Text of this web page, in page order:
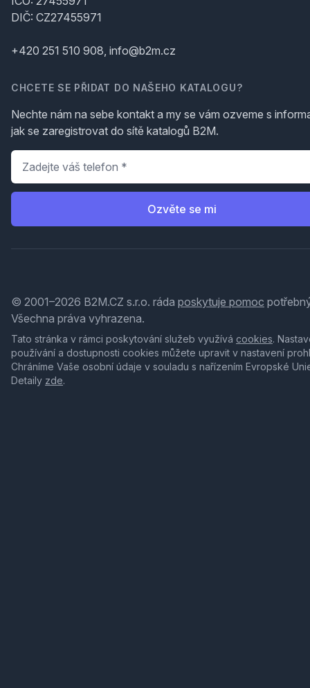
DIČ: CZ27455971
+420 251 510 908, info@b2m.cz
CHCETE SE PŘIDAT DO NAŠEHO KATALOGU?
Nechte nám na sebe kontakt a my se vám ozveme s
jak se zaregistrovat do sítě katalogů B2M.
Telefon
Ozvěte se mi
© 2001–2026 B2M.CZ s.r.o. ráda poskytuje pomoc
Všechna práva vyhrazena.
Tato stránka v rámci poskytování služeb využívá cookies.
používání a dostupnosti cookies můžete upravit v nastavení
Chráníme Vaše osobní údaje v souladu s nařízením Evropské
Detaily zde.